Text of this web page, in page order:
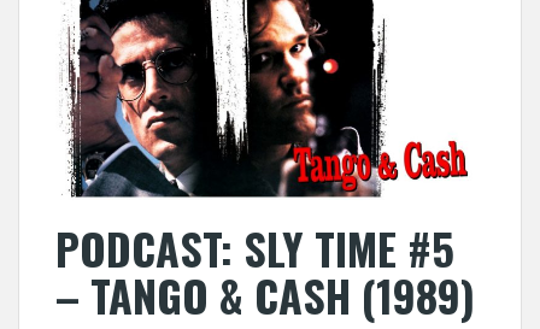
PODCAST: SLY TIME #5
– TANGO & CASH (1989)